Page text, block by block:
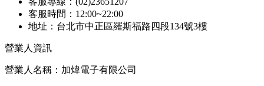
客服時間：12:00~22:00
地址：台北市中正區羅斯福路四段134號3樓
營業人資訊
營業人名稱：加煒電子有限公司